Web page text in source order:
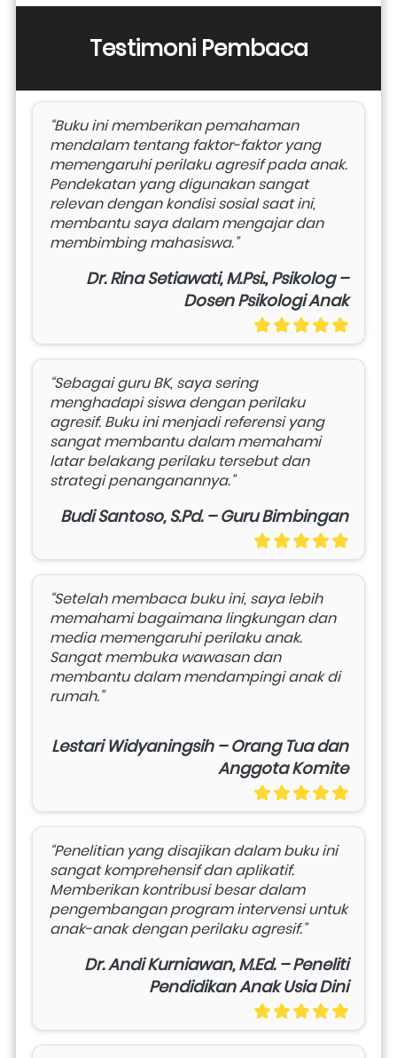
Testimoni Pembaca
“Buku ini memberikan pemahaman
mendalam tentang faktor-faktor yang
memengaruhi perilaku agresif pada anak.
Pendekatan yang digunakan sangat
relevan dengan kondisi sosial saat ini,
membantu saya dalam mengajar dan
membimbing mahasiswa.”
Dr. Rina Setiawati, M.Psi., Psikolog –
Dosen Psikologi Anak
“Sebagai guru BK, saya sering
menghadapi siswa dengan perilaku
agresif. Buku ini menjadi referensi yang
sangat membantu dalam memahami
latar belakang perilaku tersebut dan
strategi penanganannya.”
Budi Santoso, S.Pd. – Guru Bimbingan
“Setelah membaca buku ini, saya lebih
memahami bagaimana lingkungan dan
media memengaruhi perilaku anak.
Sangat membuka wawasan dan
membantu dalam mendampingi anak di
rumah.”
Lestari Widyaningsih – Orang Tua dan
Anggota Komite
“Penelitian yang disajikan dalam buku ini
sangat komprehensif dan aplikatif.
Memberikan kontribusi besar dalam
pengembangan program intervensi untuk
anak-anak dengan perilaku agresif.”
Dr. Andi Kurniawan, M.Ed. – Peneliti
Pendidikan Anak Usia Dini